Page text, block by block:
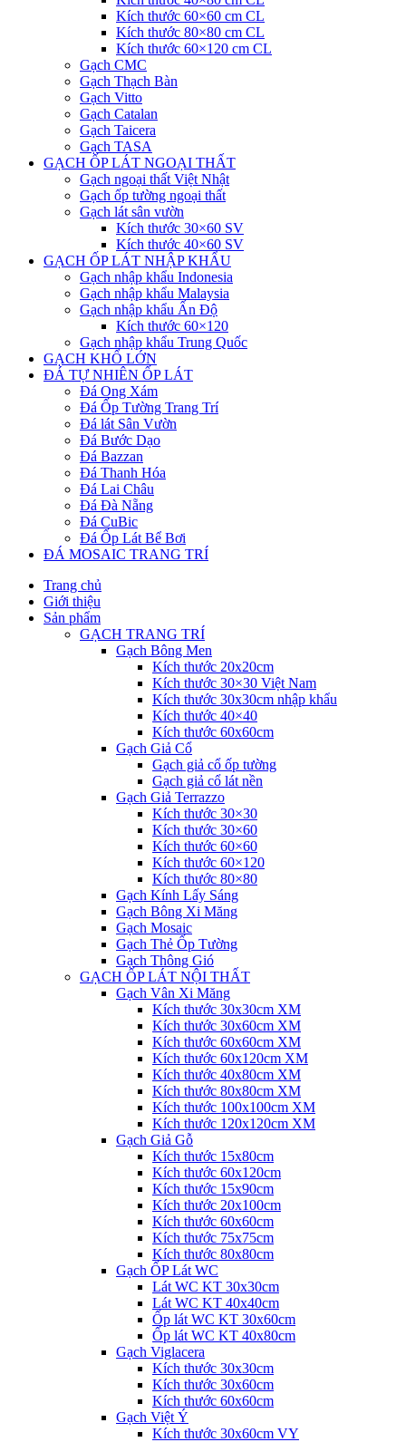
Kích thước 60×60 cm CL
Kích thước 80×80 cm CL
Kích thước 60×120 cm CL
Gạch CMC
Gạch Thạch Bàn
Gạch Vitto
Gạch Catalan
Gạch Taicera
Gạch TASA
GẠCH ỐP LÁT NGOẠI THẤT
Gạch ngoại thất Việt Nhật
Gạch ốp tường ngoại thất
Gạch lát sân vườn
Kích thước 30×60 SV
Kích thước 40×60 SV
GẠCH ỐP LÁT NHẬP KHẨU
Gạch nhập khẩu Indonesia
Gạch nhập khẩu Malaysia
Gạch nhập khẩu Ấn Độ
Kích thước 60×120
Gạch nhập khẩu Trung Quốc
GẠCH KHỔ LỚN
ĐÁ TỰ NHIÊN ỐP LÁT
Đá Ong Xám
Đá Ốp Tường Trang Trí
Đá lát Sân Vườn
Đá Bước Dạo
Đá Bazzan
Đá Thanh Hóa
Đá Lai Châu
Đá Đà Nẵng
Đá CuBic
Đá Ốp Lát Bể Bơi
ĐÁ MOSAIC TRANG TRÍ
Trang chủ
Giới thiệu
Sản phẩm
GẠCH TRANG TRÍ
Gạch Bông Men
Kích thước 20x20cm
Kích thước 30×30 Việt Nam
Kích thước 30x30cm nhập khẩu
Kích thước 40×40
Kích thước 60x60cm
Gạch Giả Cổ
Gạch giả cổ ốp tường
Gạch giả cổ lát nền
Gạch Giả Terrazzo
Kích thước 30×30
Kích thước 30×60
Kích thước 60×60
Kích thước 60×120
Kích thước 80×80
Gạch Kính Lấy Sáng
Gạch Bông Xi Măng
Gạch Mosaic
Gạch Thẻ Ốp Tường
Gạch Thông Gió
GẠCH ỐP LÁT NỘI THẤT
Gạch Vân Xi Măng
Kích thước 30x30cm XM
Kích thước 30x60cm XM
Kích thước 60x60cm XM
Kích thước 60x120cm XM
Kích thước 40x80cm XM
Kích thước 80x80cm XM
Kích thước 100x100cm XM
Kích thước 120x120cm XM
Gạch Giả Gỗ
Kích thước 15x80cm
Kích thước 60x120cm
Kích thước 15x90cm
Kích thước 20x100cm
Kích thước 60x60cm
Kích thước 75x75cm
Kích thước 80x80cm
Gạch ỐP Lát WC
Lát WC KT 30x30cm
Lát WC KT 40x40cm
Ốp lát WC KT 30x60cm
Ốp lát WC KT 40x80cm
Gạch Viglacera
Kích thước 30x30cm
Kích thước 30x60cm
Kích thước 60x60cm
Gạch Việt Ý
Kích thước 30x60cm VY